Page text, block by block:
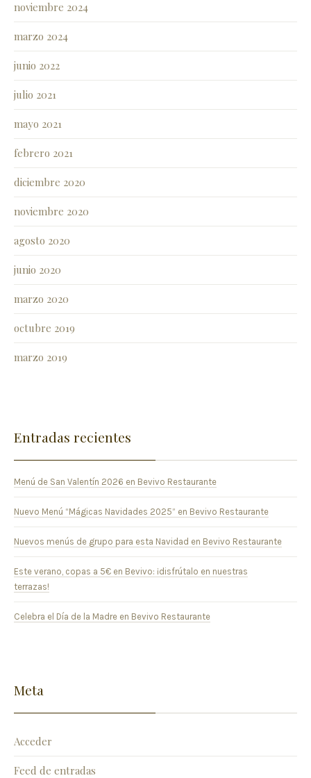
noviembre 2024
marzo 2024
junio 2022
julio 2021
mayo 2021
febrero 2021
diciembre 2020
noviembre 2020
agosto 2020
junio 2020
marzo 2020
octubre 2019
marzo 2019
Entradas recientes
Menú de San Valentín 2026 en Bevivo Restaurante
Nuevo Menú “Mágicas Navidades 2025” en Bevivo Restaurante
Nuevos menús de grupo para esta Navidad en Bevivo Restaurante
Este verano, copas a 5€ en Bevivo: ¡disfrútalo en nuestras
terrazas!
Celebra el Día de la Madre en Bevivo Restaurante
Meta
Acceder
Feed de entradas